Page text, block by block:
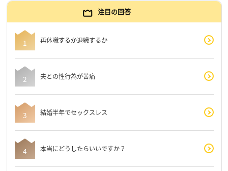
注目の回答
再休職するか退職するか
夫との性行為が苦痛
結婚半年でセックスレス
本当にどうしたらいいですか？